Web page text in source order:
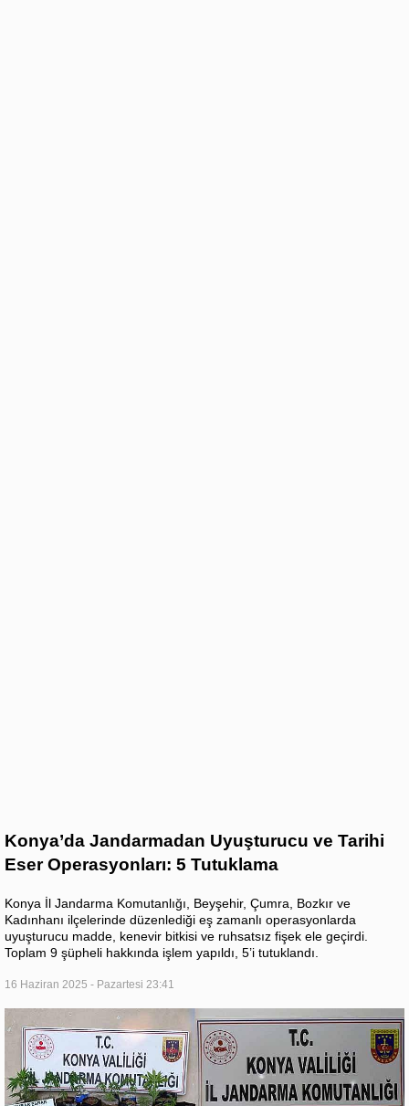
Konya’da Jandarmadan Uyuşturucu ve Tarihi
Eser Operasyonları: 5 Tutuklama
Konya İl Jandarma Komutanlığı, Beyşehir, Çumra, Bozkır ve
Kadınhanı ilçelerinde düzenlediği eş zamanlı operasyonlarda
uyuşturucu madde, kenevir bitkisi ve ruhsatsız fişek ele geçirdi.
Toplam 9 şüpheli hakkında işlem yapıldı, 5’i tutuklandı.
16 Haziran 2025 - Pazartesi 23:41